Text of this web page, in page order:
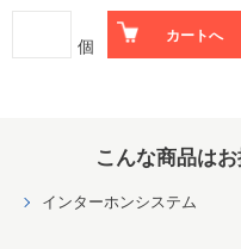
個 カートへ
こんな商品は
インターホンシステム